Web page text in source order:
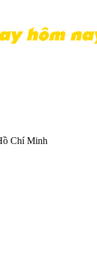
Chí Minh